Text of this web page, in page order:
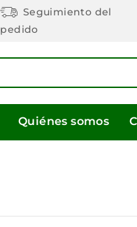
Seguimiento del
pedido
Quiénes somos